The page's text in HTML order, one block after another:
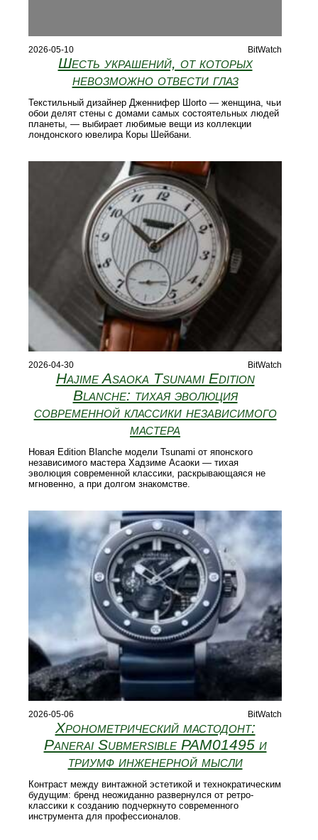
2026-05-10 BitWatch
Шесть украшений, от которых
невозможно отвести глаз
Текстильный дизайнер Дженнифер Шorto — женщина, чьи
обои делят стены с домами самых состоятельных людей
планеты, — выбирает любимые вещи из коллекции
лондонского ювелира Коры Шейбани.
2026-04-30 BitWatch
Hajime Asaoka Tsunami Edition
Blanche: тихая эволюция
современной классики независимого
мастера
Новая Edition Blanche модели Tsunami от японского
независимого мастера Хадзиме Асаоки — тихая
эволюция современной классики, раскрывающаяся не
мгновенно, а при долгом знакомстве.
2026-05-06 BitWatch
Хронометрический мастодонт:
Panerai Submersible PAM01495 и
триумф инженерной мысли
Контраст между винтажной эстетикой и технократическим
будущим: бренд неожиданно развернулся от ретро-
классики к созданию подчеркнуто современного
инструмента для профессионалов.